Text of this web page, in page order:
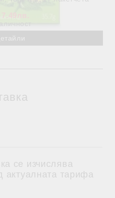
се изчислява
актуалната тарифа